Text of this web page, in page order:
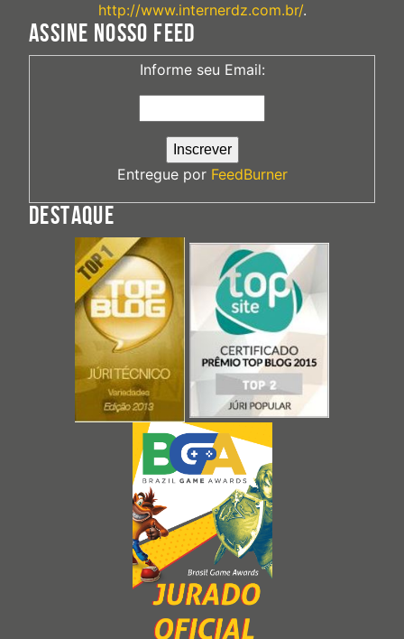
http://www.internerdz.com.br/.
ASSINE NOSSO FEED
Informe seu Email:
Entregue por FeedBurner
DESTAQUE